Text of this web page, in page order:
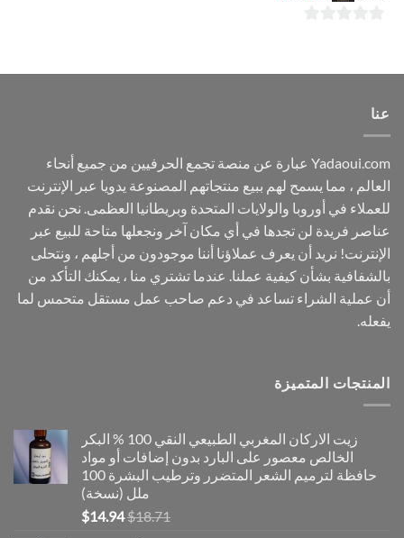
of
عنا
Yadaoui.com عبارة عن منصة تجمع الحرفيين من جميع أنحاء
العالم ، مما يسمح لهم ببيع منتجاتهم المصنوعة يدويا عبر الإنترنت
للعملاء في أوروبا والولايات المتحدة وبريطانيا العظمى. نحن نقدم
عناصر فريدة لن تجدها في أي مكان آخر ونجعلها متاحة للبيع عبر
الإنترنت! نريد أن يعرف عملاؤنا أننا موجودون من أجلهم ، ونتحلى
بالشفافية بشأن كيفية عملنا. عندما تشتري منا ، يمكنك التأكد من
أن عملية الشراء تساعد في دعم صاحب عمل مستقل متحمس لما
يفعله.
المنتجات المتميزة
زيت الاركان المغربي الطبيعي النقي 100 % البكر
الخالص معصور على البارد بدون إضافات أو مواد
حافظة لترميم الشعر المتضرر وترطيب البشرة 100
ملل (نسخة)
$18.71 السعر$14.94